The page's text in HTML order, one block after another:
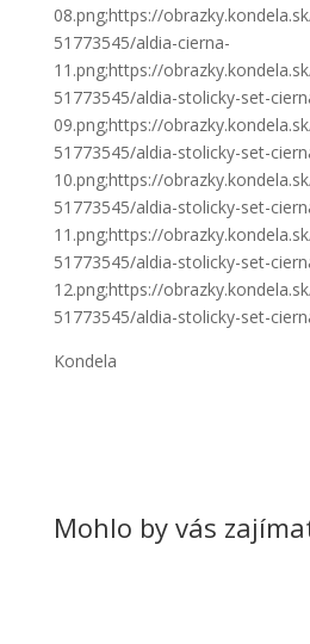
08.png;https://
51773545/aldia-cierna-
11.png;https://
51773545/aldia-stolicky-set-
09.png;https://
51773545/aldia-stolicky-set-
10.png;https://
51773545/aldia-stolicky-set-
11.png;https://
51773545/aldia-stolicky-set-
12.png;https://
51773545/aldia-stolicky-set-
Kondela
Mohlo by vás